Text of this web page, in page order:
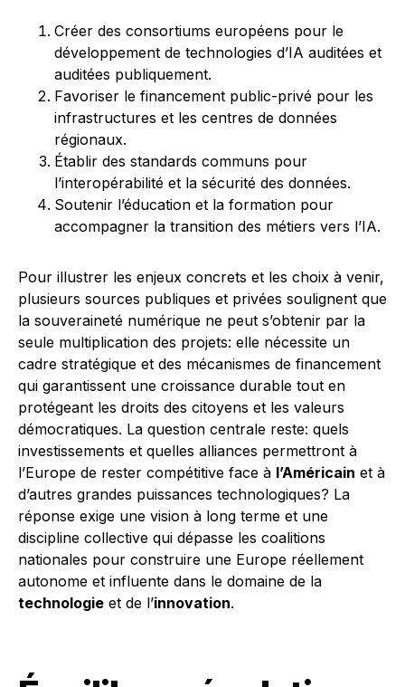
Créer des consortiums européens pour le
développement de technologies d’IA auditées et
auditées publiquement.
Favoriser le financement public-privé pour les
infrastructures et les centres de données
régionaux.
Établir des standards communs pour
l’interopérabilité et la sécurité des données.
Soutenir l’éducation et la formation pour
accompagner la transition des métiers vers l’IA.
Pour illustrer les enjeux concrets et les choix à venir,
plusieurs sources publiques et privées soulignent que
la souveraineté numérique ne peut s’obtenir par la
seule multiplication des projets: elle nécessite un
cadre stratégique et des mécanismes de financement
qui garantissent une croissance durable tout en
protégeant les droits des citoyens et les valeurs
démocratiques. La question centrale reste: quels
investissements et quelles alliances permettront à
l’Europe de rester compétitive face à l’Américain et à
d’autres grandes puissances technologiques? La
réponse exige une vision à long terme et une
discipline collective qui dépasse les coalitions
nationales pour construire une Europe réellement
autonome et influente dans le domaine de la
technologie et de l’innovation.